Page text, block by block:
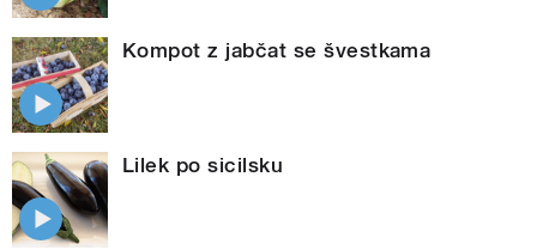
Kompot z jabčat se švestkama
Lilek po sicilsku